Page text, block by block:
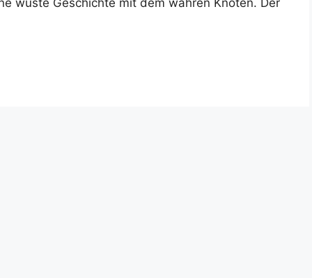
wüste Geschichte mit dem wahren Knoten. Der